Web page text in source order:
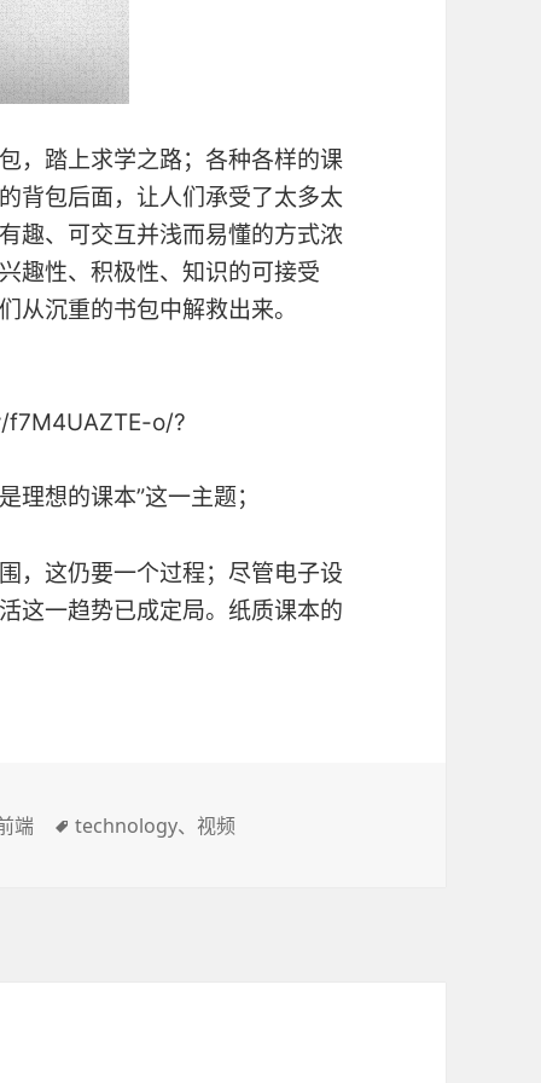
，踏上求学之路；各种各样的课
背包后面，让人们承受了太多太
趣、可交互并浅而易懂的方式浓
趣性、积极性、知识的可接受
从沉重的书包中解救出来。
o/?
理想的课本”这一主题；
，这仍要一个过程；尽管电子设
这一趋势已成定局。纸质课本的
端
标
technology、 视频